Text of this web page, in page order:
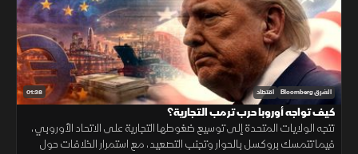
01:38 الشرق Bloomberg اقتصاد
كيف تواجه أوروبا حرب ترمب التجارية؟
تتجه الولايات المتحدة إلى توسيع ضغوطها التجارية على الاتحاد الأوروبي،
فيما تتمسك بروكسل بالحوار وتجنب التصعيد، مع استمرار الخلافات حول